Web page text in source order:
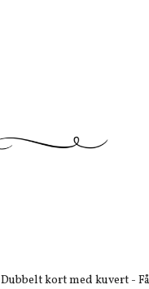
Dubbelt kort med kuvert -